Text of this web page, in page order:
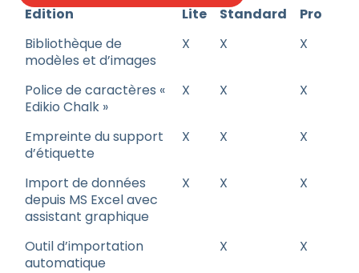
Edition Lite Standard
Pro
Bibliothèque de
modèles et d’images
X X X
Police de caractères «
Edikio Chalk »
X X X
Empreinte du support
d’étiquette
X X X
Import de données
depuis MS Excel avec
assistant graphique
X X X
Outil d’importation
automatique
X X